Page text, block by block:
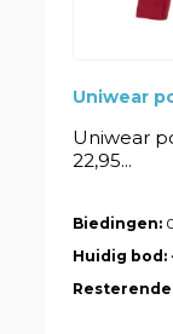
Uniwear
Uniwear
22,95...
Biedingen:
Huidig bod: